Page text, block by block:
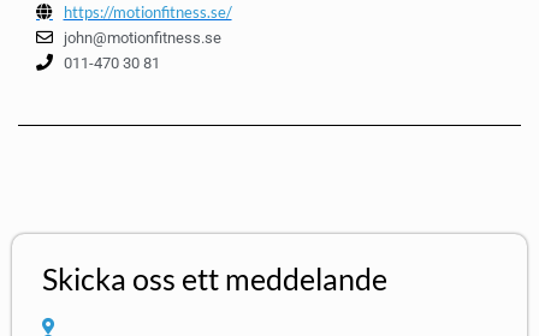
https://motionfitness.se/
john@motionfitness.se
011-470 30 81
Skicka oss ett meddelande